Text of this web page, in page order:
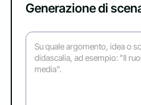
Generazione di